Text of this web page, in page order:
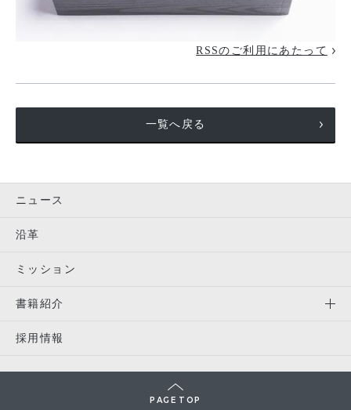
RSSのご利用にあたって
一覧へ戻る
ニュース
沿革
ミッション
書籍紹介
採用情報
PAGE TOP